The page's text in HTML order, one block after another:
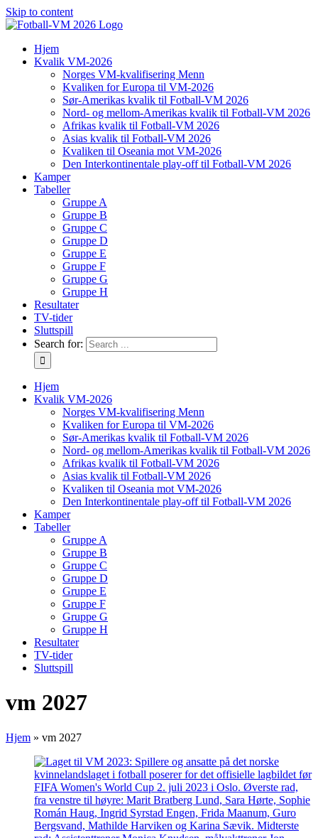
Skip to content
Hjem
Kvalik VM-2026
Norges VM-kvalifisering Menn
Kvaliken for Europa til VM-2026
Sør-Amerikas kvalik til Fotball-VM 2026
Nord- og mellom-Amerikas kvalik til Fotball-VM 2026
Afrikas kvalik til Fotball-VM 2026
Asias kvalik til Fotball-VM 2026
Kvaliken til Oseania mot VM-2026
Den Interkontinentale play-off til Fotball-VM 2026
Kamper
Tabeller
Gruppe A
Gruppe B
Gruppe C
Gruppe D
Gruppe E
Gruppe F
Gruppe G
Gruppe H
Resultater
TV-tider
Sluttspill
Search for:
Hjem
Kvalik VM-2026
Norges VM-kvalifisering Menn
Kvaliken for Europa til VM-2026
Sør-Amerikas kvalik til Fotball-VM 2026
Nord- og mellom-Amerikas kvalik til Fotball-VM 2026
Afrikas kvalik til Fotball-VM 2026
Asias kvalik til Fotball-VM 2026
Kvaliken til Oseania mot VM-2026
Den Interkontinentale play-off til Fotball-VM 2026
Kamper
Tabeller
Gruppe A
Gruppe B
Gruppe C
Gruppe D
Gruppe E
Gruppe F
Gruppe G
Gruppe H
Resultater
TV-tider
Sluttspill
vm 2027
Hjem » vm 2027